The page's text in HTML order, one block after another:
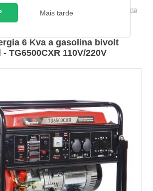
Mais tarde
Geradores de Energia Geradores a Gasolina
6 Kva a gasolina bivolt
TG6500CXR 110V/220V